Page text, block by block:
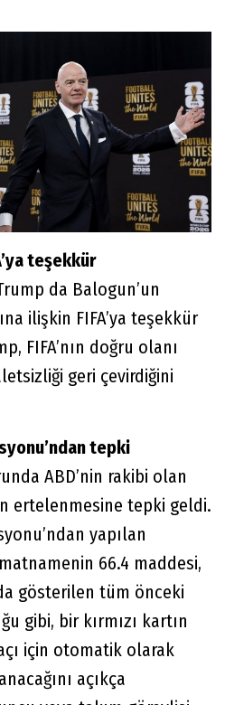
teşekkür
da Balogun’un
ilişkin FIFA’ya teşekkür
FIFA’nın doğru olanı
geri çevirdiğini
tepki
ABD’nin rakibi olan
ertelenmesine tepki geldi.
yapılan
66.4 maddesi,
gösterilen tüm önceki
gibi, bir kırmızı kartın
için otomatik olarak
açıkça